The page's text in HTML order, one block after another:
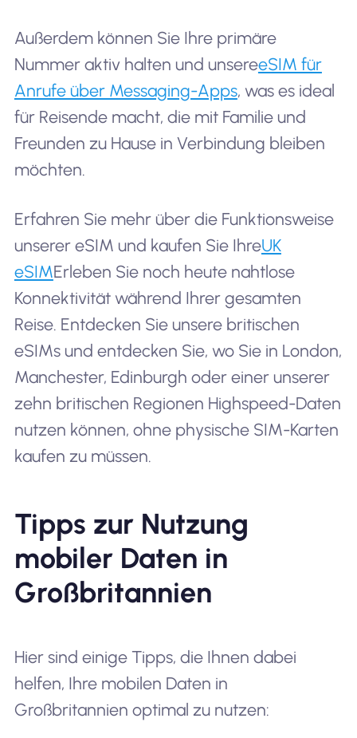
Außerdem können Sie Ihre primäre
Nummer aktiv halten und unsereeSIM für
Anrufe über Messaging-Apps, was es ideal
für Reisende macht, die mit Familie und
Freunden zu Hause in Verbindung bleiben
möchten.
Erfahren Sie mehr über die Funktionsweise
unserer eSIM und kaufen Sie IhreUK
eSIMErleben Sie noch heute nahtlose
Konnektivität während Ihrer gesamten
Reise. Entdecken Sie unsere britischen
eSIMs und entdecken Sie, wo Sie in London,
Manchester, Edinburgh oder einer unserer
zehn britischen Regionen Highspeed-Daten
nutzen können, ohne physische SIM-Karten
kaufen zu müssen.
Tipps zur Nutzung
mobiler Daten in
Großbritannien
Hier sind einige Tipps, die Ihnen dabei
helfen, Ihre mobilen Daten in
Großbritannien optimal zu nutzen: